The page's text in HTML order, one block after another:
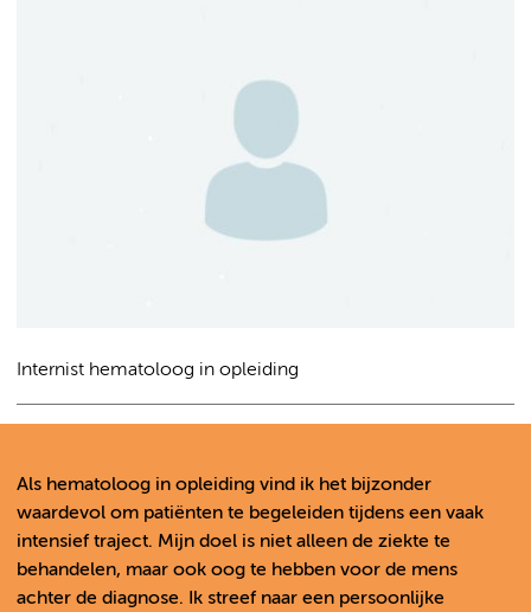
Internist hematoloog in opleiding
Als hematoloog in opleiding vind ik het bijzonder
waardevol om patiënten te begeleiden tijdens een vaak
intensief traject. Mijn doel is niet alleen de ziekte te
behandelen, maar ook oog te hebben voor de mens
achter de diagnose. Ik streef naar een persoonlijke